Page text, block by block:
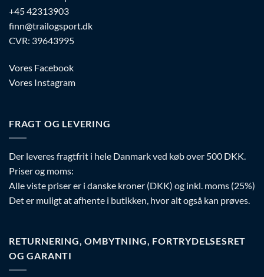
+45 42313903
finn@trailogsport.dk
CVR: 39643995
Vores Facebook
Vores Instagram
FRAGT OG LEVERING
Der leveres fragtfrit i hele Danmark ved køb over 500 DKK.
Priser og moms:
Alle viste priser er i danske kroner (DKK) og inkl. moms (25%)
Det er muligt at afhente i butikken, hvor alt også kan prøves.
RETURNERING, OMBYTNING, FORTRYDELSESRET
OG GARANTI